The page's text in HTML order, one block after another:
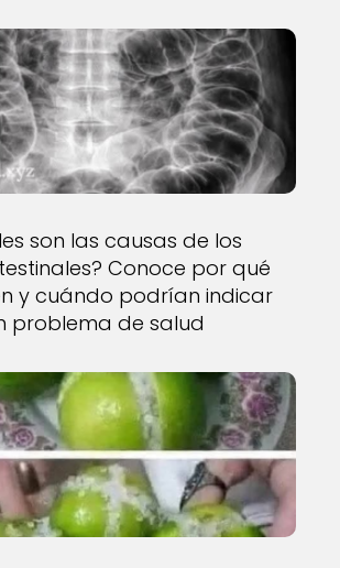
son las causas de los
Conoce por qué
y cuándo podrían indicar
problema de salud